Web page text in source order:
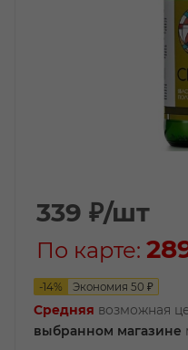
339 ₽/шт
По карте:
-14% Экономия 50 ₽
Средняя возможная
выбранном магазине